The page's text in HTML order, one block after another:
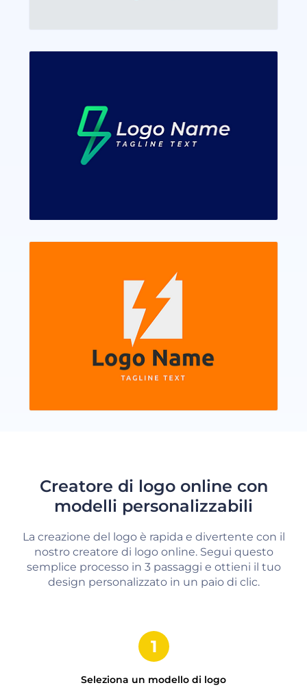
Creatore di logo online con
modelli personalizzabili
La creazione del logo è rapida e divertente con il
nostro creatore di logo online. Segui questo
semplice processo in 3 passaggi e ottieni il tuo
design personalizzato in un paio di clic.
Seleziona un modello di logo